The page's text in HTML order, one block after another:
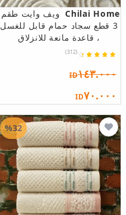
Chilai Home ويف وايت طقم
3 قطع سجاد حمام قابل للغسل
، قاعدة مانعة للانزلاق
(312)
ID١٤٣.٠٠٠
ID٧٠.٠٠٠
%32